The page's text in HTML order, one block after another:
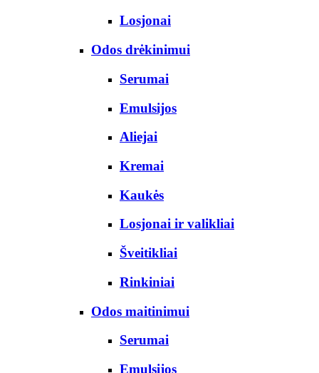
Losjonai
Odos drėkinimui
Serumai
Emulsijos
Aliejai
Kremai
Kaukės
Losjonai ir valikliai
Šveitikliai
Rinkiniai
Odos maitinimui
Serumai
Emulsijos